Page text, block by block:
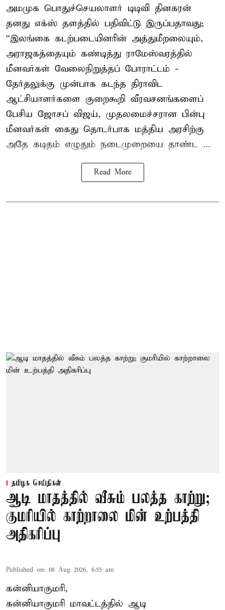
அமமுக பொதுச்செயலாளர் டிடிவி தினகரன்
தனது எக்ஸ் தளத்தில் பதிவிட்டு இருப்பதாவது;
“இலங்கை கடற்படையினரின் அத்துமீறலையும்,
அராஜகத்தையும் கண்டித்து ராமேஸ்வரத்தில்
மீனவர்கள் வேலைநிறுத்தப் போராட்டம் -
தேர்தலுக்கு முன்பாக கடந்த திராவிட
ஆட்சியாளர்களை குறைகூறி வீரவசனங்களைப்
பேசிய ஜோசப் விஜய், முதலமைச்சரான பின்பு
மீனவர்கள் கைது தொடர்பாக மத்திய அரசிற்கு
அதே கடிதம் எழுதும் நடைமுறையை தாண்ட ...
Read More
தமிழக செய்திகள்
ஆடி மாதத்தில் வீசும் பலத்த காற்று;
குமரியில் காற்றாலை மின் உற்பத்தி
அதிகரிப்பு
Published on: 08 Aug 2026, 6:55 am
கன்னியாகுமரி,
கன்னியாகுமரி மாவட்டத்தில் ஆடி